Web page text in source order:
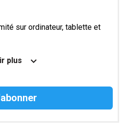
sur ordinateur, tablette et
en numérique avant la sortie
plus